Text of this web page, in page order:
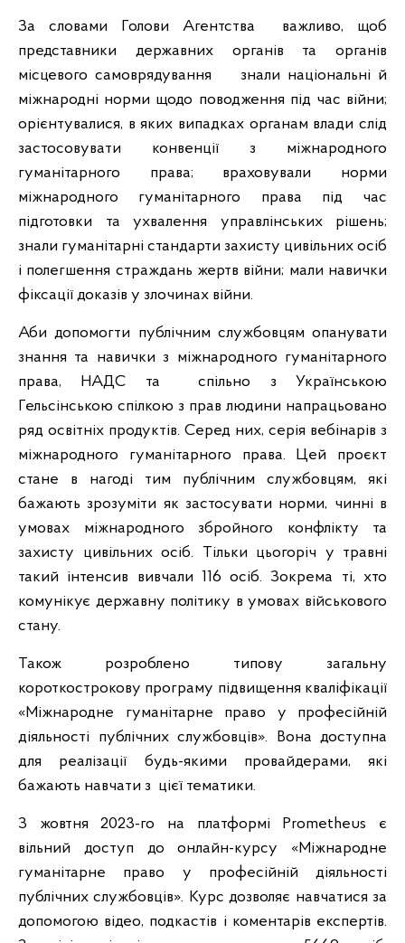
За словами Голови Агентства важливо, щоб
представники державних органів та органів
місцевого самоврядування знали національні й
міжнародні норми щодо поводження під час війни;
орієнтувалися, в яких випадках органам влади слід
застосовувати конвенції з міжнародного
гуманітарного права; враховували норми
міжнародного гуманітарного права під час
підготовки та ухвалення управлінських рішень;
знали гуманітарні стандарти захисту цивільних осіб
і полегшення страждань жертв війни; мали навички
фіксації доказів у злочинах війни.
Аби допомогти публічним службовцям опанувати
знання та навички з міжнародного гуманітарного
права, НАДС та спільно з Українською
Гельсінською спілкою з прав людини напрацьовано
ряд освітніх продуктів. Серед них, серія вебінарів з
міжнародного гуманітарного права. Цей проєкт
стане в нагоді тим публічним службовцям, які
бажають зрозуміти як застосувати норми, чинні в
умовах міжнародного збройного конфлікту та
захисту цивільних осіб. Тільки цьогоріч у травні
такий інтенсив вивчали 116 осіб. Зокрема ті, хто
комунікує державну політику в умовах військового
стану.
Також розроблено типову загальну
короткострокову програму підвищення кваліфікації
«Міжнародне гуманітарне право у професійній
діяльності публічних службовців». Вона доступна
для реалізації будь-якими провайдерами, які
бажають навчати з цієї тематики.
З жовтня 2023-го на платформі Prometheus є
вільний доступ до онлайн-курсу «Міжнародне
гуманітарне право у професійній діяльності
публічних службовців». Курс дозволяє навчатися за
допомогою відео, подкастів і коментарів експертів.